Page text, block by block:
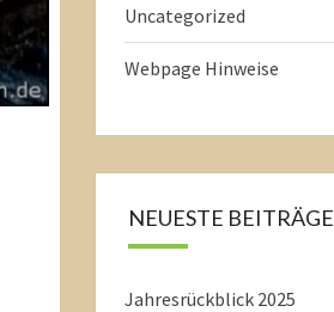
Uncategorized
Webpage Hinweise
NEUESTE BEITRÄGE
Jahresrückblick 2025